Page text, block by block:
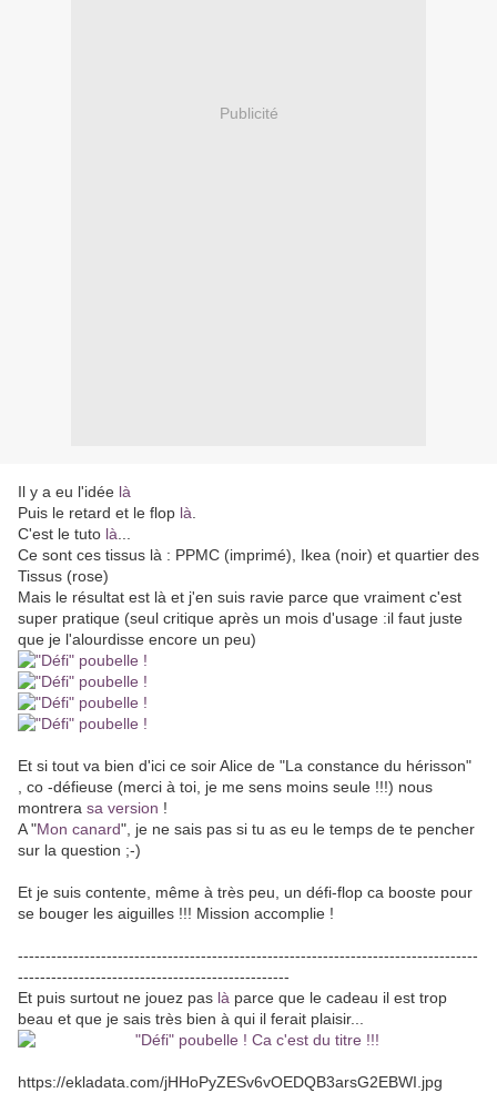
Publicité
Il y a eu l'idée là
Puis le retard et le flop là
C'est le tuto là
Ce sont ces tissus là : PPMC (imprimé), Ikea (noir) et quartier des
Tissus (rose)
Mais le résultat est là et j'en suis ravie parce que vraiment c'est
super pratique (seul critique après un mois d'usage :il faut juste
que je l'alourdisse encore un peu)
Et si tout va bien d'ici ce soir Alice de "La constance du hérisson"
, co -défieuse (merci à toi, je me sens moins seule !!!) nous
montrera sa version !
A "Mon canard", je ne sais pas si tu as eu le temps de te pencher
sur la question ;-)
Et je suis contente, même à très peu, un défi-flop ca booste pour
se bouger les aiguilles !!! Mission accomplie !
-----------------------------------------------------------------------------------
-------------------------------------------------
Et puis surtout ne jouez pas là parce que le cadeau il est trop
beau et que je sais très bien à qui il ferait plaisir...
https://ekladata.com/jHHoPyZESv6vOEDQB3arsG2EBWI.jpg